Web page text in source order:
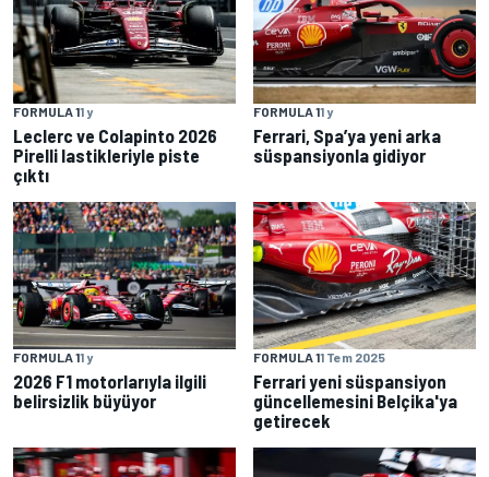
FORMULA 11 y
Leclerc ve Colapinto 2026
Pirelli lastikleriyle piste
çıktı
FORMULA 11 y
Ferrari, Spa’ya yeni arka
süspansiyonla gidiyor
FORMULA 11 y
2026 F1 motorlarıyla ilgili
belirsizlik büyüyor
FORMULA 11 Tem 2025
Ferrari yeni süspansiyon
güncellemesini Belçika'ya
getirecek